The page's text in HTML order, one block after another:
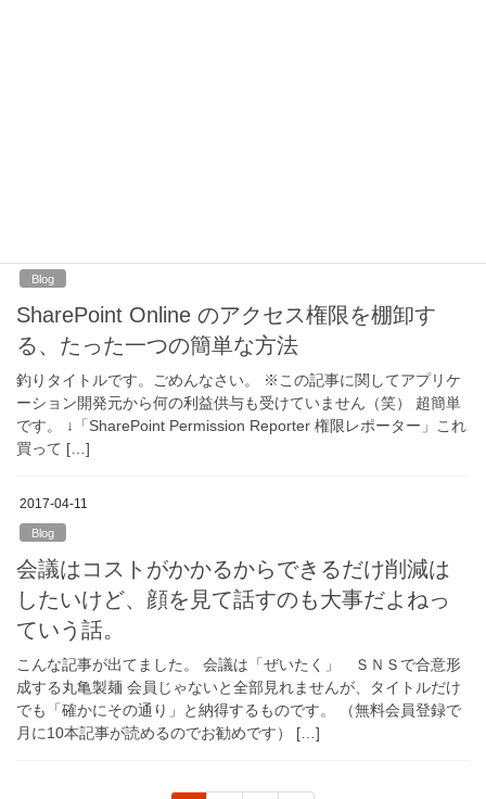
Blog
SharePoint Online のアクセス権限を棚卸す
る、たった一つの簡単な方法
釣りタイトルです。ごめんなさい。 ※この記事に関してアプリケ
ーション開発元から何の利益供与も受けていません（笑） 超簡単
です。 ↓「SharePoint Permission Reporter 権限レポーター」これ
買って […]
2017-04-11
Blog
会議はコストがかかるからできるだけ削減は
したいけど、顔を見て話すのも大事だよねっ
ていう話。
こんな記事が出てました。 会議は「ぜいたく」 ＳＮＳで合意形
成する丸亀製麺 会員じゃないと全部見れませんが、タイトルだけ
でも「確かにその通り」と納得するものです。 （無料会員登録で
月に10本記事が読めるのでお勧めです） […]